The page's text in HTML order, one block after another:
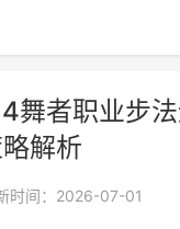
舞者职业步
解析
时间：2026-07-01